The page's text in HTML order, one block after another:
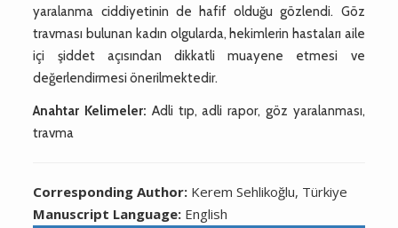
yaralanma ciddiyetinin de hafif olduğu gözlendi. Göz
travması bulunan kadın olgularda, hekimlerin hastaları aile
içi şiddet açısından dikkatli muayene etmesi ve
değerlendirmesi önerilmektedir.
Anahtar Kelimeler: Adli tıp, adli rapor, göz yaralanması,
travma
Corresponding Author: Kerem Sehlikoğlu, Türkiye
Manuscript Language: English